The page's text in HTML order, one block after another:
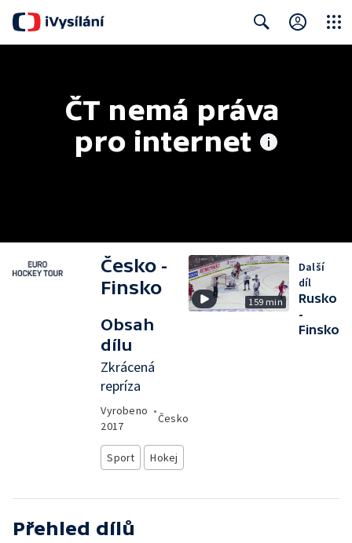
ČT nemá práva
pro internet
Česko -
Finsko
Obsah
dílu
Zkrácená
repríza
Vyrobeno
2017
•
Česko
Sport Hokej
159 min
Další
díl
Rusko
-
Finsko
Přehled dílů